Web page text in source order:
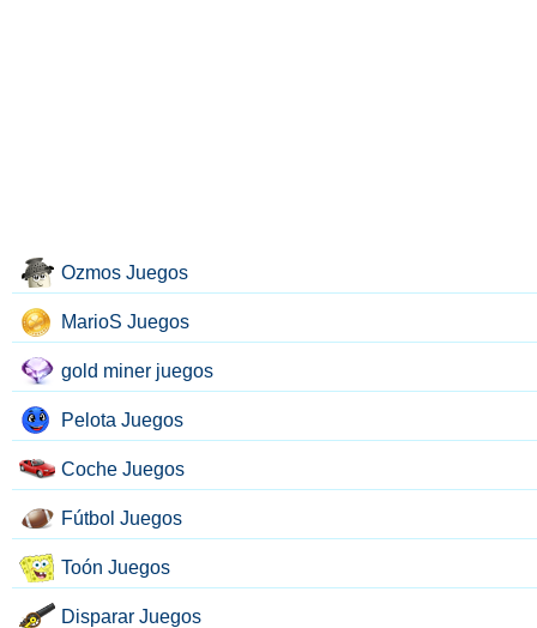
Ozmos Juegos
MarioS Juegos
gold miner juegos
Pelota Juegos
Coche Juegos
Fútbol Juegos
Toón Juegos
Disparar Juegos